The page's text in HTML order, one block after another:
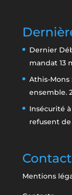
Dernier
mandat 13
Athis-Mons
ensemble.
Insécurité
refusent
Mentions